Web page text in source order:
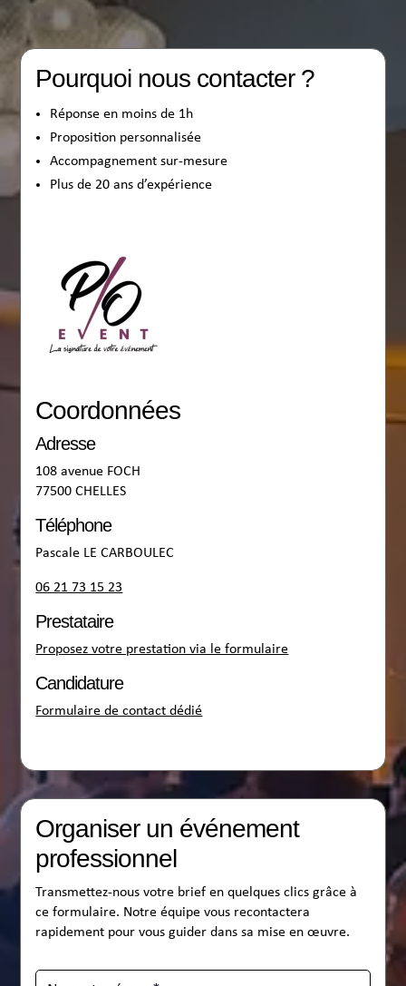
Pourquoi nous contacter ?
Réponse en moins de 1h
Proposition personnalisée
Accompagnement sur-mesure
Plus de 20 ans d’expérience
Coordonnées
Adresse
108 avenue FOCH
77500 CHELLES
Téléphone
Pascale LE CARBOULEC
06 21 73 15 23
Prestataire
Proposez votre prestation via le formulaire
Candidature
Formulaire de contact dédié
Organiser un événement
professionnel
Transmettez-nous votre brief en quelques clics grâce à
ce formulaire. Notre équipe vous recontactera
rapidement pour vous guider dans sa mise en œuvre.